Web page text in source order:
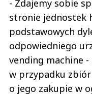
- Zdajemy sobie
stronie jednostek
podstawowych
odpowiedniego
vending machine
w przypadku
o jego zakupie w